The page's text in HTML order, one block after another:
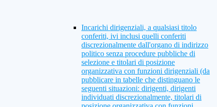
Incarichi dirigenziali, a qualsiasi titolo
conferiti, ivi inclusi quelli conferiti
discrezionalmente dall'organo di indirizzo
politico senza procedure pubbliche di
selezione e titolari di posizione
organizzativa con funzioni dirigenziali (da
pubblicare in tabelle che distinguano le
seguenti situazioni: dirigenti, dirigenti
individuati discrezionalmente, titolari di